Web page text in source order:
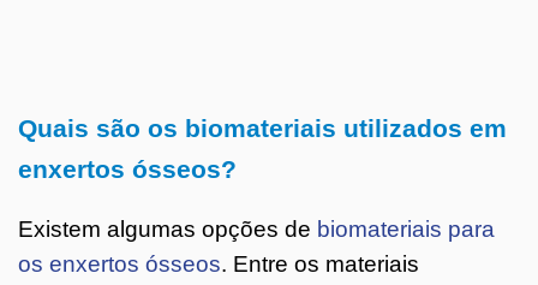
Quais são os biomateriais utilizados em
enxertos ósseos?
Existem algumas opções de biomateriais para
os enxertos ósseos. Entre os materiais